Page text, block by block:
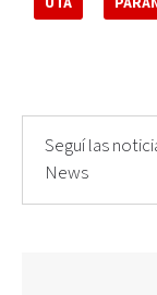
Seguí las
News